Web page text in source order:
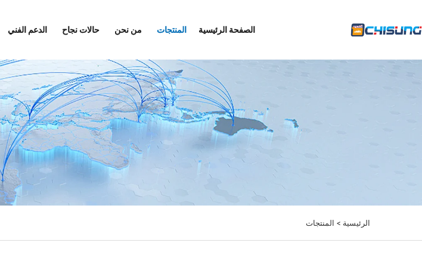
الصفحة الرئيسية المنتجات من نحن حالات نجاح الدعم الفني
الرئيسية > المنتجات